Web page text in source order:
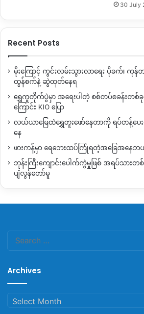
လိုအပ်သ
လည်း မြေမြှုပ်မိုင်းနှင့် ပတ်သက်ပြီး ထိတာ၊
By – နော်ထွယ့်(ဟူးကောင့်)
30 July
Recent Posts
မိုးကြောင့် ကွင်းလမ်းသွားလာရေး ပိုခက်၊ ကု
ထွန်စက်နဲ့ ဆွဲထုတ်နေရ
ရွှေကူတိုက်ပွဲမှာ အရေးပါတဲ့ စစ်တပ်စခန်းတစ်
ကြောင်း KIO ပြော
လယ်ယာမြေထဲရွှေတူးဖော်နေတာကို ရပ်တန့်ပေ
နေ
ဖားကန့်မှာ ရေဘေးထပ်ကြုံရတဲ့အခြေအနေ
ဘုန်းကြီးကျောင်းပေါက်ကွဲမှုဖြစ် အရပ်သားတ
ပျံလွန်တော်မူ
Archives
Archives